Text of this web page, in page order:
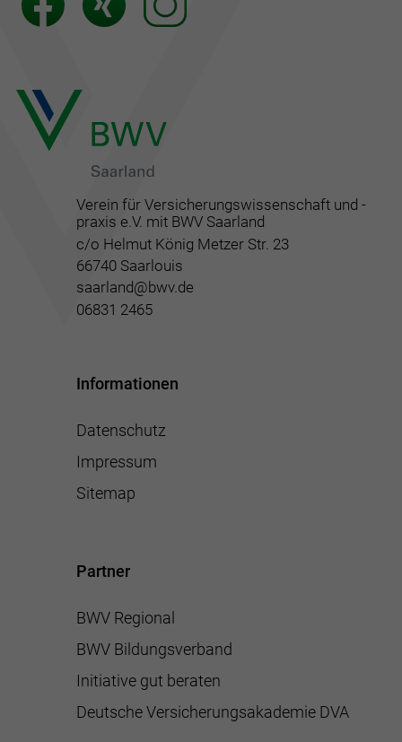
Verein für Versicherungswissenschaft und -
praxis e.V. mit BWV Saarland
c/o Helmut König Metzer Str. 23
66740 Saarlouis
saarland@bwv.de
06831 2465
Informationen
Datenschutz
Impressum
Sitemap
Partner
BWV Regional
BWV Bildungsverband
Initiative gut beraten
Deutsche Versicherungsakademie DVA